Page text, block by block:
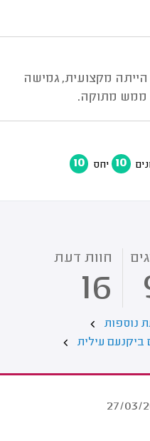
הייתה מקצועית, גמישה
ממש מתוקה.
10 יחס 10
חוות דעת
16
נוספות
ביקנעם עילית
27/03/